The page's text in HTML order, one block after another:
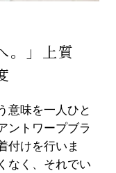
。」上質
意味を一人ひと
ントワープブラ
付けを行いま
なく、それでい